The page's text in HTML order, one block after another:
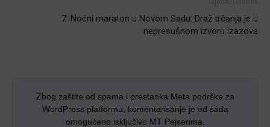
7. Noćni maraton u Novom Sadu: Draž trčanja je u
nepresušnom izvoru izazova
Zbog zaštite od spama i prestanka Meta podrške za
WordPress platformu, komentarisanje je od sada
omogućeno isključivo MT Pejserima.